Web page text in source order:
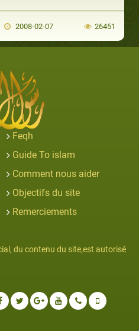
2008-02-07 26451
Feqh
Guide To islam
Comment nous aider
Objectifs du site
Remerciements
du contenu du site,est autorisé